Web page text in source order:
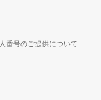
番号のご提供について